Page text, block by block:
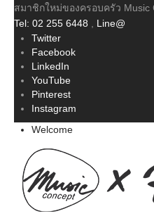
สมาชิกใหม่ของครอบครัว Music
Tel: 02 255 6448
Line@
Twitter
Facebook
LinkedIn
YouTube
Pinterest
Instagram
Welcome